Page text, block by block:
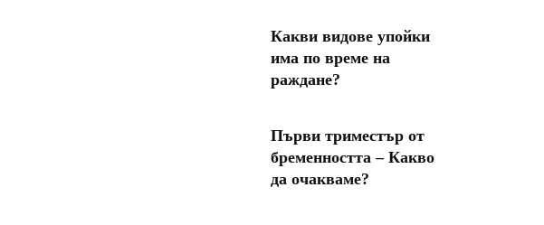
Какви видове упойки
има по време на
раждане?
Първи триместър от
бременността – Какво
да очакваме?